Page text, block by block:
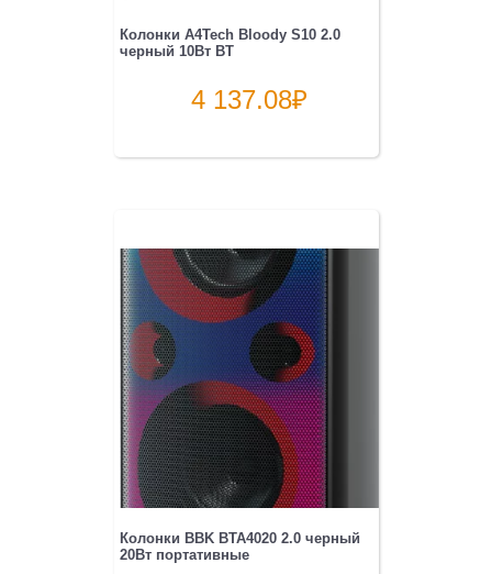
Колонки A4Tech Bloody S10 2.0
черный 10Вт BT
4 137.08₽
Колонки BBK BTA4020 2.0 черный
20Вт портативные